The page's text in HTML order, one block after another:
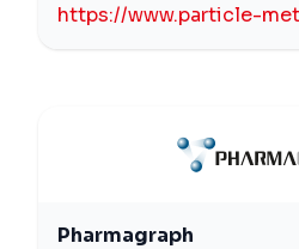
https://www.particle-
Pharmagraph